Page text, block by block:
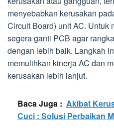
menyebabkan kerusakan
Circuit Board) unit AC. Untuk
segera ganti PCB agar
dengan lebih baik. Langkah
memulihkan kinerja AC dan
kerusakan lebih lanjut.
Baca Juga : Akibat
Cuci : Solusi Perbaikan